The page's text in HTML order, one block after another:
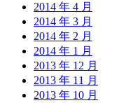
2014 年 4 月
2014 年 3 月
2014 年 2 月
2014 年 1 月
2013 年 12 月
2013 年 11 月
2013 年 10 月